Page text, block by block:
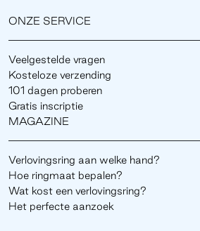
ONZE SERVICE
Veelgestelde vragen
Kosteloze verzending
101 dagen proberen
Gratis inscriptie
MAGAZINE
Verlovingsring aan welke hand?
Hoe ringmaat bepalen?
Wat kost een verlovingsring?
Het perfecte aanzoek